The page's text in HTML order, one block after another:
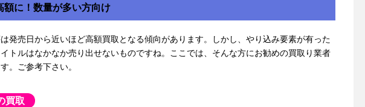
に！数量が多い方向け
発売日から近いほど高額買取となる傾向があります。しかし、やり込み要素が有った
トルはなかなか売り出せないものですね。ここでは、そんな方にお勧めの買取り業者
。ご参考下さい。
買取